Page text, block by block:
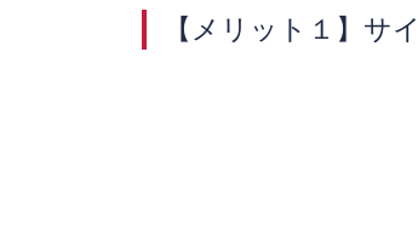
【メリット１】サ